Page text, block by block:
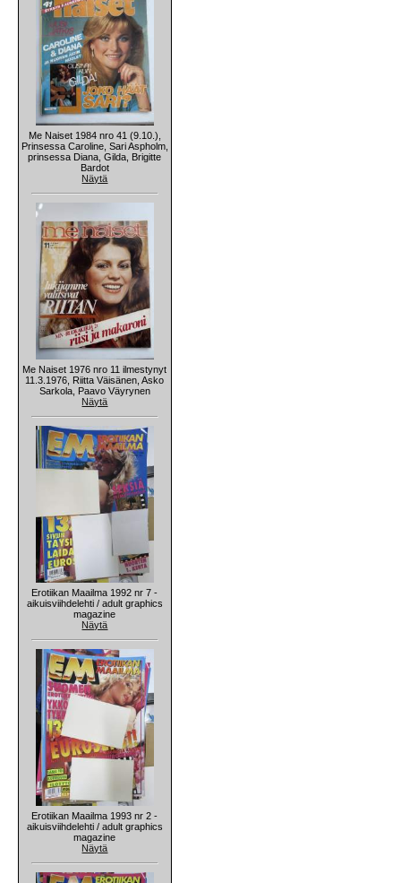
Me Naiset 1984 nro 41 (9.10.),
Prinsessa Caroline, Sari Aspholm,
prinsessa Diana, Gilda, Brigitte
Bardot
Näytä
Me Naiset 1976 nro 11 ilmestynyt
11.3.1976, Riitta Väisänen, Asko
Sarkola, Paavo Väyrynen
Näytä
Erotiikan Maailma 1992 nr 7 -
aikuisviihdelehti / adult graphics
magazine
Näytä
Erotiikan Maailma 1993 nr 2 -
aikuisviihdelehti / adult graphics
magazine
Näytä